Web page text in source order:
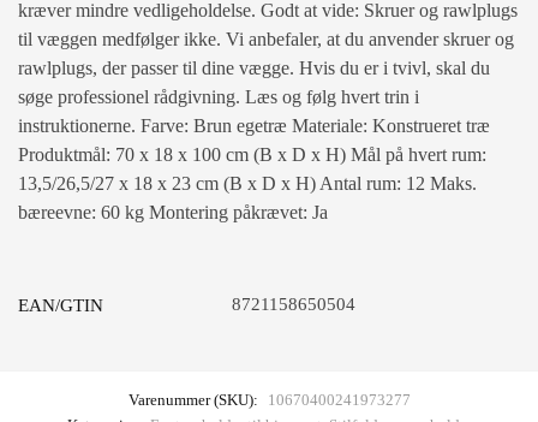
kræver mindre vedligeholdelse. Godt at vide: Skruer og rawlplugs
til væggen medfølger ikke. Vi anbefaler, at du anvender skruer og
rawlplugs, der passer til dine vægge. Hvis du er i tvivl, skal du
søge professionel rådgivning. Læs og følg hvert trin i
instruktionerne. Farve: Brun egetræ Materiale: Konstrueret træ
Produktmål: 70 x 18 x 100 cm (B x D x H) Mål på hvert rum:
13,5/26,5/27 x 18 x 23 cm (B x D x H) Antal rum: 12 Maks.
bæreevne: 60 kg Montering påkrævet: Ja
EAN/GTIN 8721158650504
Varenummer (SKU):
10670400241973277